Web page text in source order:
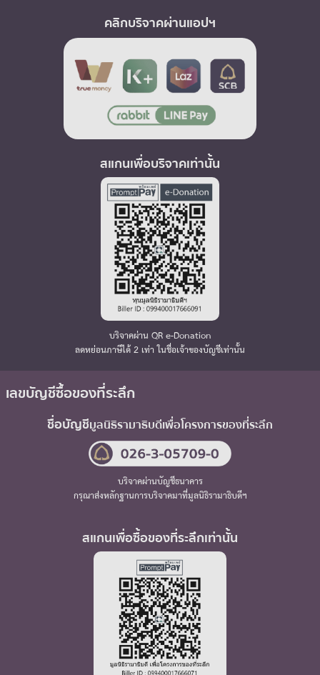
คลิกบริจาคผ่านแอปฯ
สแกนเพื่อบริจาคเท่านั้น
บริจาคผ่าน QR e-Donation
ลดหย่อนภาษีได้ 2 เท่า ในชื่อเจ้าของบัญชีเท่านั้น
เลขบัญชีซื้อของที่ระลึก
ชื่อบัญชีมูลนิธิรามาธิบดีเพื่อโครงการของที่ระลึก
บริจาคผ่านบัญชีธนาคาร
กรุณาส่งหลักฐานการบริจาคมาที่มูลนิธิรามาธิบดีฯ
สแกนเพื่อซื้อของที่ระลึกเท่านั้น